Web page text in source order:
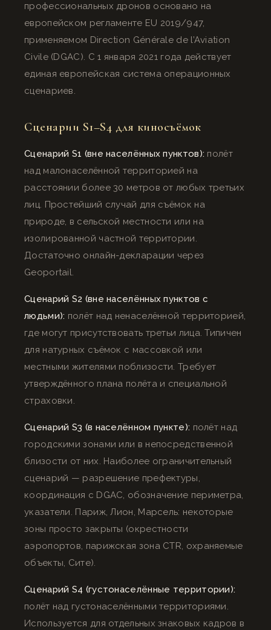
профессиональных дронов основано на
европейском регламенте EU 2019/947,
применяемом Direction Générale de l’Aviation
Civile (DGAC). С 1 января 2021 года действует
единая европейская система операционных
сценариев.
Сценарии S1–S4 для киносъёмок
Сценарий S1 (вне населённых пунктов): полёт
над малонаселённой территорией на
расстоянии более 30 метров от любых третьих
лиц. Простейший случай для съёмок на
природе, в сельской местности или на
изолированной частной территории.
Достаточно онлайн-декларации через
Geoportail.
Сценарий S2 (вне населённых пунктов с
людьми): полёт над ненаселённой территорией,
где могут присутствовать третьи лица. Типичен
для натурных съёмок с массовкой или
местными жителями поблизости. Требует
утверждённого плана полёта и специальной
страховки.
Сценарий S3 (в населённом пункте): полёт над
городскими зонами или в непосредственной
близости от них. Наиболее ограничительный
сценарий — разрешение префектуры,
координация с DGAC, обозначение периметра,
указатели. Париж, Лион, Марсель: некоторые
зоны просто закрыты (окрестности
аэропортов, парижская зона CTR, охраняемые
объекты, Сите).
Сценарий S4 (густонаселённые территории):
полёт над густонаселёнными территориями.
Используется для отдельных знаковых кадров в